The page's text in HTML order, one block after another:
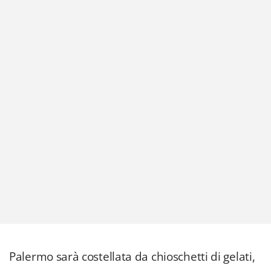
Palermo sarà costellata da chioschetti di gelati,